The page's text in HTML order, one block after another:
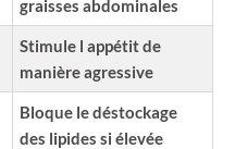
graisses abdominales
Stimule l appétit de
manière agressive
Bloque le déstockage
des lipides si élevée